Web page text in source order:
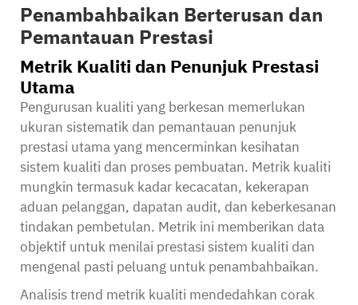
Penambahbaikan Berterusan dan
Pemantauan Prestasi
Metrik Kualiti dan Penunjuk Prestasi
Utama
Pengurusan kualiti yang berkesan memerlukan
ukuran sistematik dan pemantauan penunjuk
prestasi utama yang mencerminkan kesihatan
sistem kualiti dan proses pembuatan. Metrik kualiti
mungkin termasuk kadar kecacatan, kekerapan
aduan pelanggan, dapatan audit, dan keberkesanan
tindakan pembetulan. Metrik ini memberikan data
objektif untuk menilai prestasi sistem kualiti dan
mengenal pasti peluang untuk penambahbaikan.
Analisis trend metrik kualiti mendedahkan corak